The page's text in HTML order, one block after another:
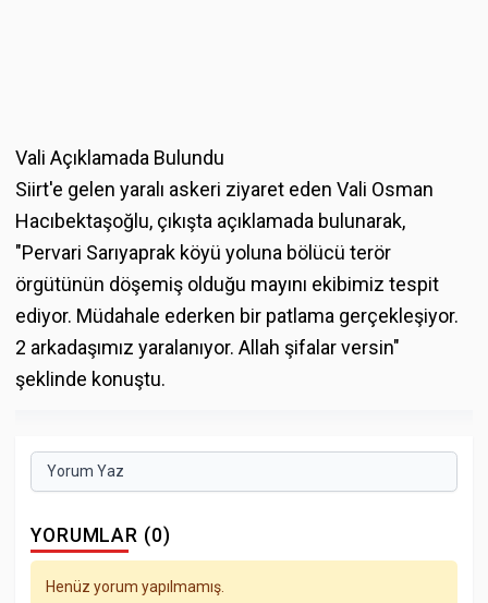
Vali Açıklamada Bulundu
Siirt'e gelen yaralı askeri ziyaret eden Vali Osman
Hacıbektaşoğlu, çıkışta açıklamada bulunarak,
"Pervari Sarıyaprak köyü yoluna bölücü terör
örgütünün döşemiş olduğu mayını ekibimiz tespit
ediyor. Müdahale ederken bir patlama gerçekleşiyor.
2 arkadaşımız yaralanıyor. Allah şifalar versin"
şeklinde konuştu.
Yorum Yaz
YORUMLAR (0)
Henüz yorum yapılmamış.